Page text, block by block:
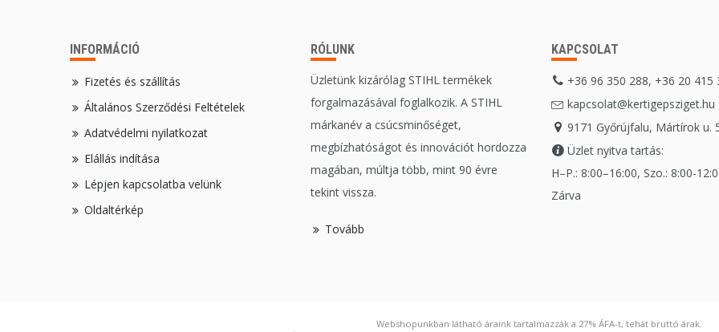
INFORMÁCIÓ
Fizetés és szállítás
Általános Szerződési Feltételek
Adatvédelmi nyilatkozat
Elállás indítása
Lépjen kapcsolatba velünk
Oldaltérkép
RÓLUNK
Üzletünk kizárólag STIHL termékek
forgalmazásával foglalkozik. A STIHL
márkanév a csúcsminőséget,
megbízhatóságot és innovációt hordozza
magában, múltja több, mint 90 évre
tekint vissza.
Tovább
KAPCSOLAT
+36 96 350 288, +36 20 415
kapcsolat@kertigepsziget.hu
9171 Győrújfalu, Mártírok u.
Üzlet nyitva tartás:
H–P.: 8:00–16:00, Szo.: 8:00-
Zárva
Webshopunkban látható áraink tartalmazzák a 27% ÁFA-t, tehát bruttó árak.